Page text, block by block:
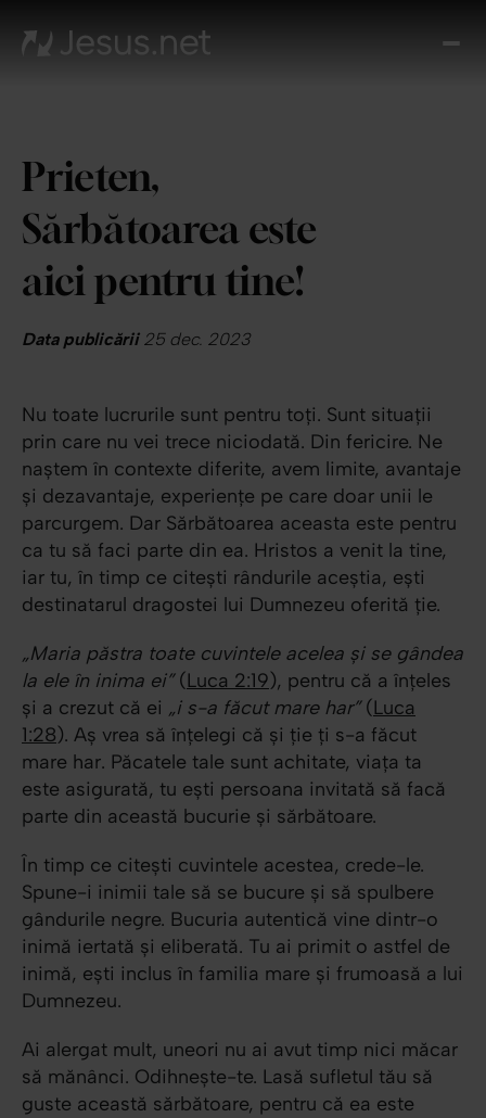
Prieten,
Sărbătoarea este
aici pentru tine!
Data publicării25 dec. 2023
Nu toate lucrurile sunt pentru toți. Sunt situații
prin care nu vei trece niciodată. Din fericire. Ne
naștem în contexte diferite, avem limite, avantaje
și dezavantaje, experiențe pe care doar unii le
parcurgem. Dar Sărbătoarea aceasta este pentru
ca tu să faci parte din ea. Hristos a venit la tine,
iar tu, în timp ce citești rândurile aceștia, ești
destinatarul dragostei lui Dumnezeu oferită ție.
„Maria păstra toate cuvintele acelea și se gândea
la ele în inima ei”(Luca 2:19), pentru că a înțeles
și a crezut că ei „i s-a făcut mare har”(Luca
1:28). Aș vrea să înțelegi că și ție ți s-a făcut
mare har. Păcatele tale sunt achitate, viața ta
este asigurată, tu ești persoana invitată să facă
parte din această bucurie și sărbătoare.
În timp ce citești cuvintele acestea, crede-le.
Spune-i inimii tale să se bucure și să spulbere
gândurile negre. Bucuria autentică vine dintr-o
inimă iertată și eliberată. Tu ai primit o astfel de
inimă, ești inclus în familia mare și frumoasă a lui
Dumnezeu.
Ai alergat mult, uneori nu ai avut timp nici măcar
să mănânci. Odihnește-te. Lasă sufletul tău să
guste această sărbătoare, pentru că ea este